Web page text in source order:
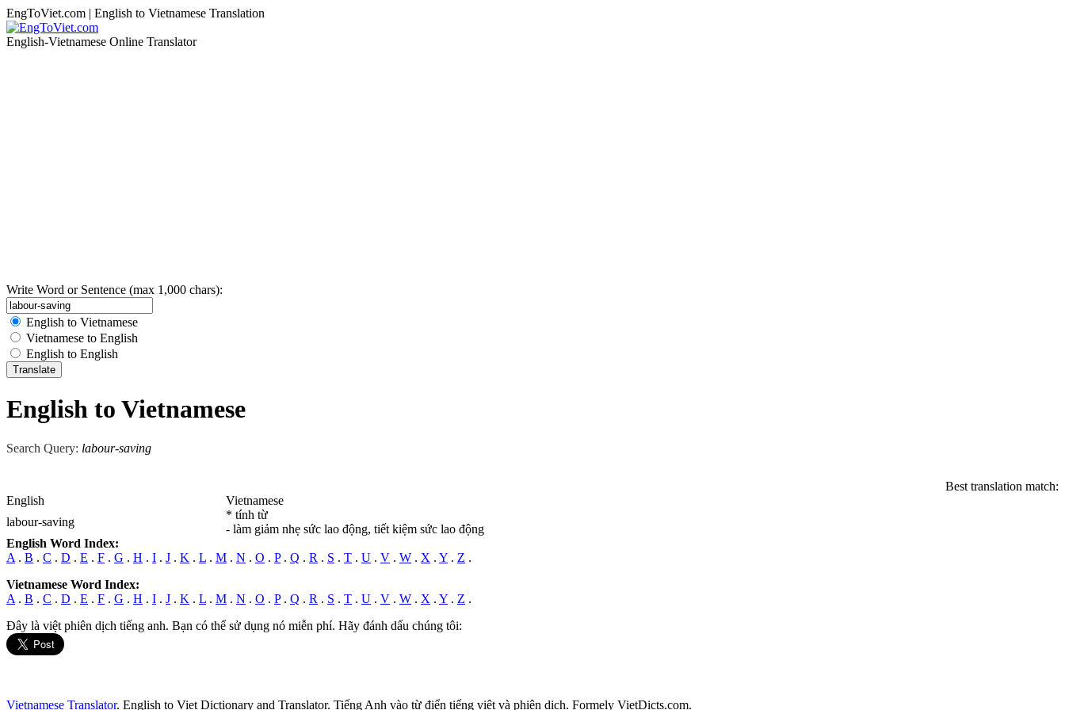
EngToViet.com | English to Vietnamese Translation
English-Vietnamese Online Translator
Write Word or Sentence (max 1,000 chars):
English to Vietnamese
Vietnamese to English
English to English
English to Vietnamese
Search Query: labour-saving
Best translation match:
English
Vietnamese
labour-saving
* tính từ
- làm giảm nhẹ sức lao động, tiết kiệm sức lao động
English Word Index:
A . B . C . D . E . F . G . H . I . J . K . L . M . N . O . P. Q . R . S . T . U . V . W . X . Y . Z .
Vietnamese Word Index:
A . B . C . D . E . F . G . H . I . J . K . L . M . N . O . P. Q . R . S . T . U . V . W . X . Y . Z .
Đây là việt phiên dịch tiếng anh. Bạn có thể sử dụng nó miễn phí. Hãy đánh dấu chúng tôi:
Vietnamese Translator. English to Viet Dictionary and Translator. Tiếng Anh vào từ điển tiếng việt và phiên dịch. Formely VietDicts.com.